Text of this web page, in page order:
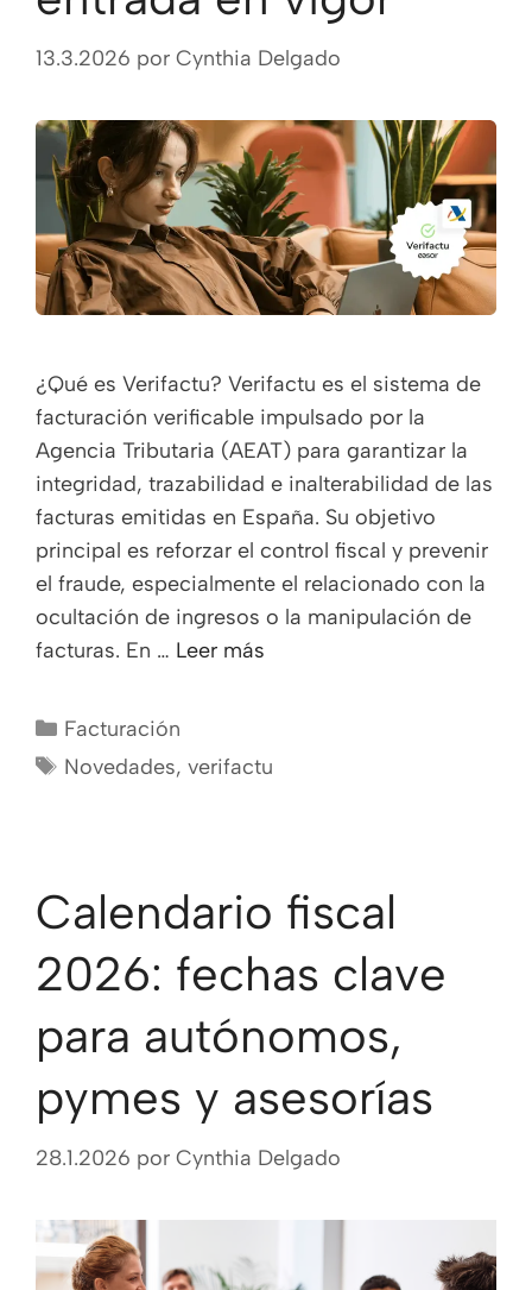
13.3.2026 por Cynthia Delgado
¿Qué es Verifactu? Verifactu es el sistema de
facturación verificable impulsado por la
Agencia Tributaria (AEAT) para garantizar la
integridad, trazabilidad e inalterabilidad de las
facturas emitidas en España. Su objetivo
principal es reforzar el control fiscal y prevenir
el fraude, especialmente el relacionado con la
ocultación de ingresos o la manipulación de
facturas. En … Leer más
Facturación
Novedades, verifactu
Calendario fiscal
2026: fechas clave
para autónomos,
pymes y asesorías
28.1.2026 por Cynthia Delgado